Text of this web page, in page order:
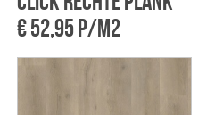
€ 52,95 p/m2